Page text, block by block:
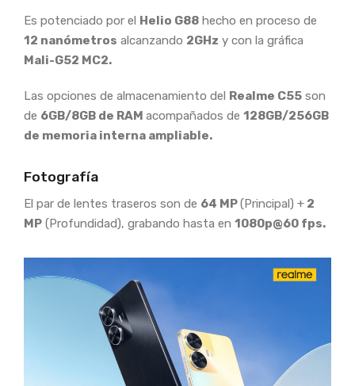
Es potenciado por el Helio G88 hecho en proceso de
12 nanómetros alcanzando 2GHz y con la gráfica
Mali-G52 MC2.
Las opciones de almacenamiento del Realme C55 son
de 6GB/8GB de RAM acompañados de 128GB/256GB
de memoria interna ampliable.
Fotografía
El par de lentes traseros son de 64 MP(Principal) + 2
MP (Profundidad), grabando hasta en 1080p@60 fps.